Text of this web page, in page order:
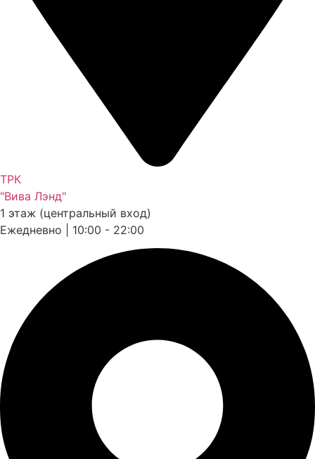
ТРК
"Вива Лэнд"
1 этаж (центральный вход)
Ежедневно | 10:00 - 22:00